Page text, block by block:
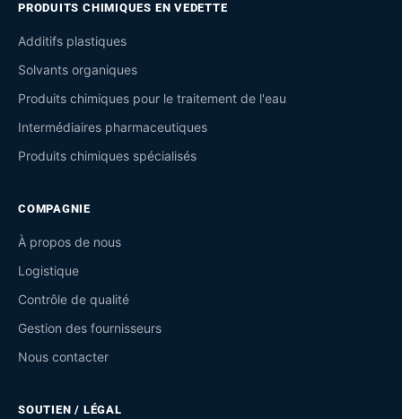
PRODUITS CHIMIQUES EN VEDETTE
Additifs plastiques
Solvants organiques
Produits chimiques pour le traitement de l'eau
Intermédiaires pharmaceutiques
Produits chimiques spécialisés
COMPAGNIE
À propos de nous
Logistique
Contrôle de qualité
Gestion des fournisseurs
Nous contacter
SOUTIEN / LÉGAL